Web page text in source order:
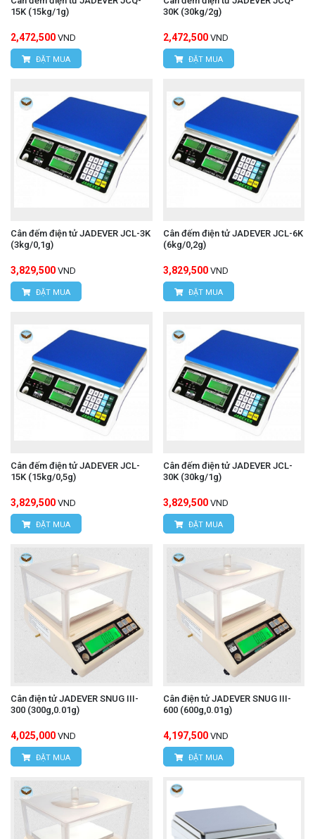
15K (15kg/1g)
2,472,500 VND
ĐẶT MUA
30K (30kg/2g)
2,472,500 VND
ĐẶT MUA
Cân đếm điện tử JADEVER JCL-3K
(3kg/0,1g)
3,829,500 VND
ĐẶT MUA
Cân đếm điện tử JADEVER JCL-6K
(6kg/0,2g)
3,829,500 VND
ĐẶT MUA
Cân đếm điện tử JADEVER JCL-
15K (15kg/0,5g)
3,829,500 VND
ĐẶT MUA
Cân đếm điện tử JADEVER JCL-
30K (30kg/1g)
3,829,500 VND
ĐẶT MUA
Cân điện tử JADEVER SNUG III-
300 (300g,0.01g)
4,025,000 VND
ĐẶT MUA
Cân điện tử JADEVER SNUG III-
600 (600g,0.01g)
4,197,500 VND
ĐẶT MUA